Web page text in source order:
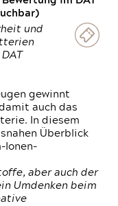
und
gewinnt
auch das
In diesem
Überblick
Ionen-
aber auch der
Umdenken beim